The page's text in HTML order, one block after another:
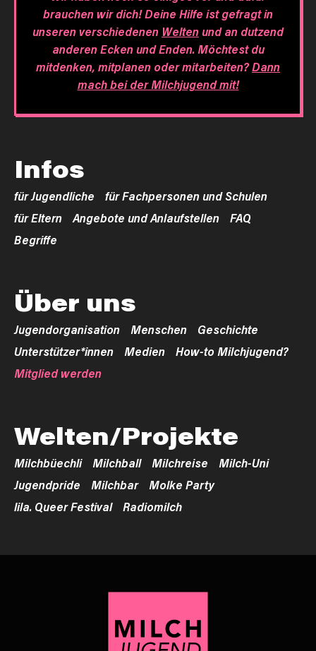
brauchen wir dich! Deine Hilfe ist gefragt in
unseren verschiedenen Weltenund an dutzend
anderen Ecken und Enden. Möchtest du
mitdenken, mitplanen oder mitarbeiten?Dann
mach bei der Milchjugend mit!
Infos
für Jugendliche
für Fachpersonen und Schulen
für Eltern
Angebote und Anlaufstellen
FAQ
Begriffe
Über uns
Jugendorganisation Menschen
Geschichte
Unterstützer*innen
Medien
How-to Milchjugend?
Mitglied werden
Welten/Projekte
Milchbüechli Milchball Milchreise
Milch-Uni
Jugendpride
Milchbar
Molke Party
lila. Queer Festival
Radiomilch